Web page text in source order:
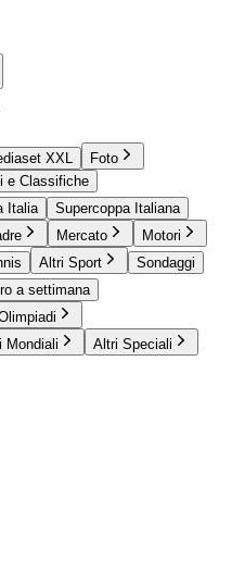
XXL
Foto
e Classifiche
Italia
Supercoppa Italiana
Mercato
Motori
Altri Sport
Sondaggi
a settimana
Mondiali Altri Speciali